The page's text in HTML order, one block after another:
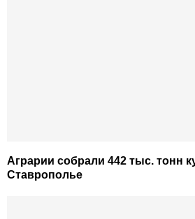
Аграрии собрали 442 тыс. тонн
Ставрополье